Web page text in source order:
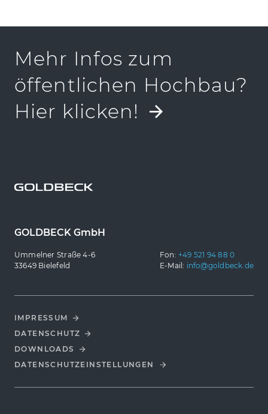
Mehr Infos zum
öffentlichen Hochbau?
Hier klicken!
GOLDBECK GmbH
Ummelner Straße 4-6
33649 Bielefeld
Fon: +49 521 94 88 0
E-Mail: info@goldbeck.de
IMPRESSUM
DATENSCHUTZ
DOWNLOADS
DATENSCHUTZ­EINSTELLUNGEN